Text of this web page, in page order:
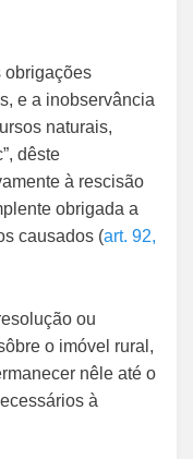
obrigações
e a inobservância
naturais,
dêste
à rescisão
obrigada a
causados (art. 92,
ou
o imóvel rural,
nêle até o
à